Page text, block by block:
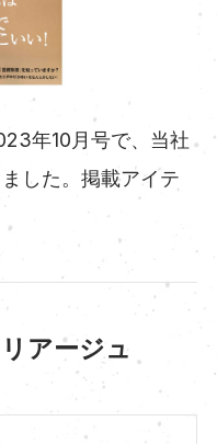
年10月号で、当社
した。掲載アイテ
アージュ